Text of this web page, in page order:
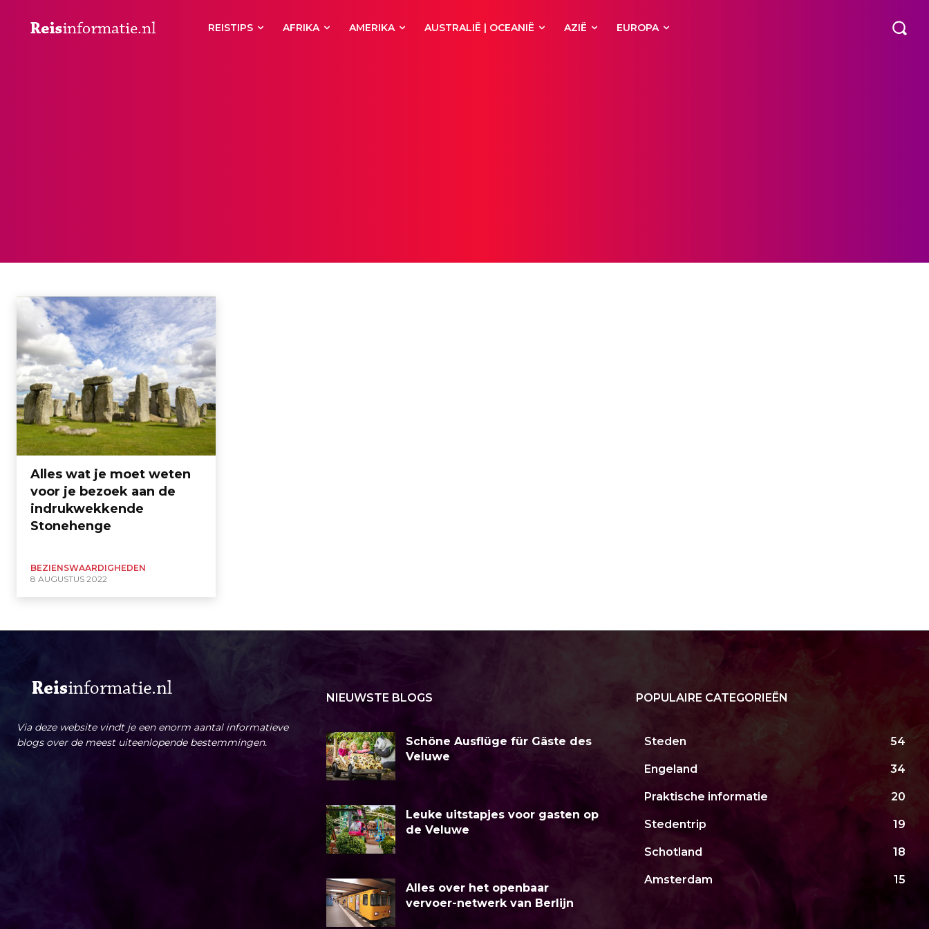
REISTIPS AFRIKA AMERIKA AUSTRALIË | OCEANIË AZIË EUROPA
Alles wat je moet weten
voor je bezoek aan de
indrukwekkende
Stonehenge
BEZIENSWAARDIGHEDEN
8 AUGUSTUS 2022
Via deze website vindt je een enorm aantal informatieve
blogs over de meest uiteenlopende bestemmingen.
NIEUWSTE BLOGS
Schöne Ausflüge für Gäste des
Veluwe
Leuke uitstapjes voor gasten op
de Veluwe
Alles over het openbaar
vervoer-netwerk van Berlijn
POPULAIRE CATEGORIEËN
Steden 54
Engeland 34
Praktische informatie 20
Stedentrip 19
Schotland 18
Amsterdam 15